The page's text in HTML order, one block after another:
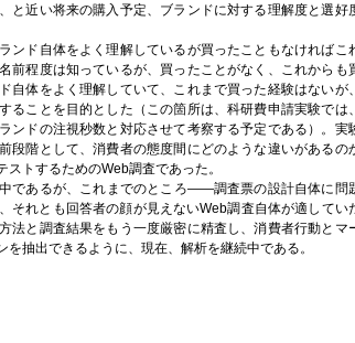
と近い将来の購入予定、ブランドに対する理解度と選好
ンド自体をよく理解しているが買ったこともなければこ
前程度は知っているが、買ったことがなく、これからも
自体をよく理解していて、これまで買った経験はないが
ることを目的とした（この箇所は、科研費申請実験では
ンドの注視秒数と対応させて考察する予定である）。実
段階として、消費者の態度間にどのような違いがあるの
トするためのWeb調査であった。
であるが、これまでのところ――調査票の設計自体に問
それとも回答者の顔が見えないWeb調査自体が適して
法と調査結果をもう一度厳密に精査し、消費者行動とマ
抽出できるように、現在、解析を継続中である。